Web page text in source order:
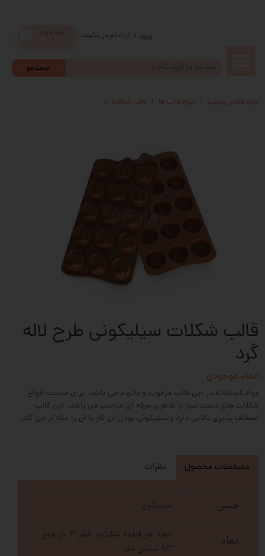
جستجو
سبد خرید ورود / ثبت نام در سایت
سفارشات
لوازم قنادی پرستیژ انواع قالب ها قالب شکلات
قالب شکلات سیلیکونی طرح لاله
گرد
اتمام موجودی
مواد استفاده در این قالب مرغوب و بادوام می باشد. برای ساخت انواع
شکلات های دست ساز با ظاهری حرفه ای مناسب می باشد. این قالب
انعطاف پذیری بالایی دارد وسیلیکونی بودن آن کار با آن را ساه تر می کند.
مشخصات محصول نظرات
جنس سیلیکون
ابعاد
ابعاد هر قطعه شکلات: قطر 3 در عمق
1.3 سانتی متر